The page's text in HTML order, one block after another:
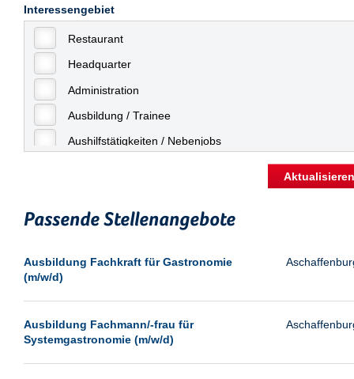
Essen
Frankfurt
Frankfurt am Main
Freiburg
Fulda
Göppingen
Hamburg
Heilbronn
Ingolstadt
Kassel
Interessengebiet
Restaurant
Headquarter
Administration
Ausbildung / Trainee
Aushilfstätigkeiten / Nebenjobs
Sonstiges
Passende Stellenangebote
Ausbildung Fachkraft für Gastronomie
(m/w/d)
Ausbildung Fachmann/-frau für
Systemgastronomie (m/w/d)